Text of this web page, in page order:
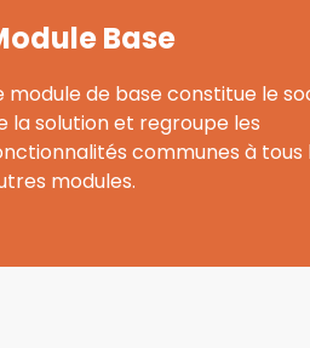
Base
module de base constitue le
la solution et regroupe les
communes à tous
modules.